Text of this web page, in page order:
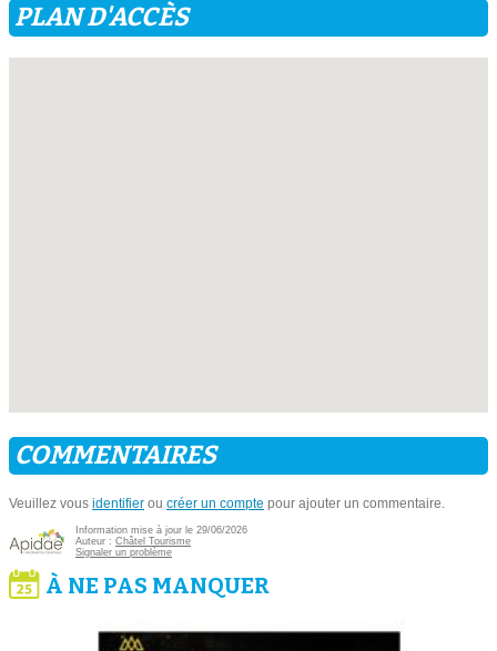
PLAN D'ACCÈS
COMMENTAIRES
Veuillez vous identifier ou créer un compte pour ajouter un commentaire.
Information mise à jour le 29/06/2026
Auteur : Châtel Tourisme
Signaler un problème
À NE PAS MANQUER